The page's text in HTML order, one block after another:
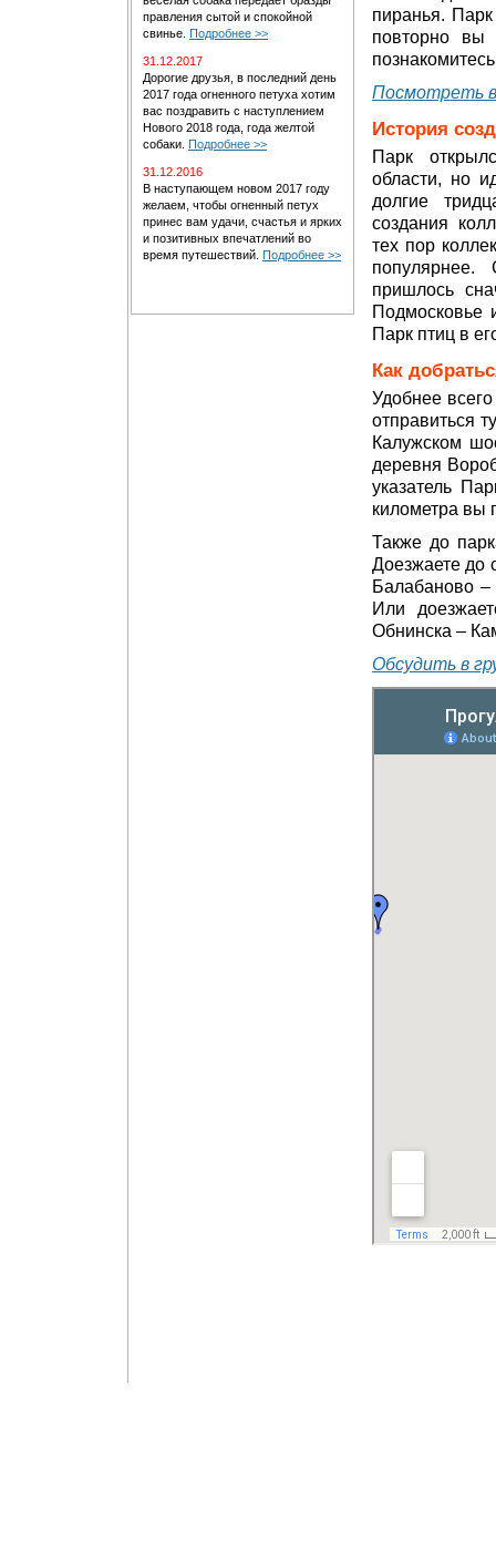
правления сытой и спокойной
свинье. Подробнее >>
31.12.2017
Дорогие друзья, в последний день
2017 года огненного петуха хотим
вас поздравить с наступлением
Нового 2018 года, года желтой
собаки. Подробнее >>
31.12.2016
В наступающем новом 2017 году
желаем, чтобы огненный петух
принес вам удачи, счастья и ярких
и позитивных впечатлений во
время путешествий. Подробнее >>
пиранья.
повторно вы
Посмотреть
История
Парк
области, но
долгие
создания
тех пор
пришлось
Подмосковье
Парк птиц в
Как
Удобнее
отправиться
Калужском
деревня
указатель
километра вы
Также до
Доезжаете до
Балабаново –
Или
Обнинска –
Обсудить в